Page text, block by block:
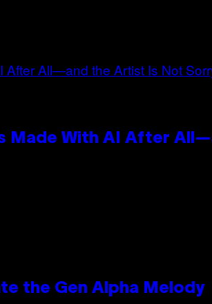
Made With AI After
the Gen Alpha Melody